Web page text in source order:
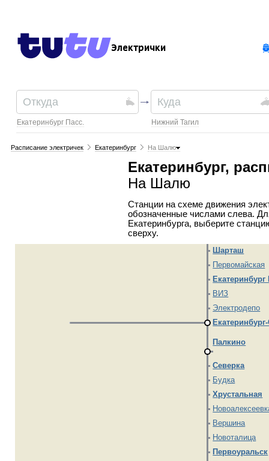
Электрички
Екатеринбург Пасс. Нижний Тагил
Расписание электричек Екатеринбург На Шалю
Екатеринбург,
На Шалю
Станции на схеме движения
обозначенные числами слева.
Екатеринбурга, выберите
сверху.
Шарташ
Первомайская
Екатеринбург
ВИЗ
Электродепо
Палкино
Северка
Будка
Хрустальная
Вершина
Новоталица
Первоуральск